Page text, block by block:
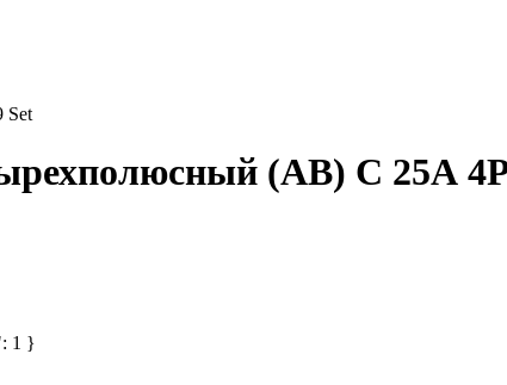
Set
(АВ) С 25А
1 }